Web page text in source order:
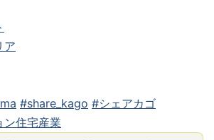
ア
#share_kago #シェアカゴ
住宅産業